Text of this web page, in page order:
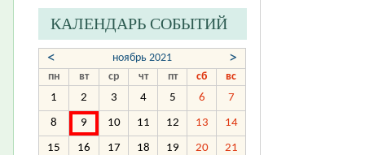
КАЛЕНДАРЬ СОБЫТИЙ
< ноябрь 2021 >
пн вт ср чт пт сб
вс
1
2 3 4 5 6 7
8 9 10 11 12 13 14
15 16 17 18 19 20 21